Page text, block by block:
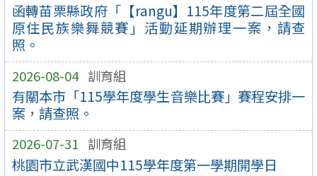
函轉苗栗縣政府「【rangu】115年度第二屆全國
原住民族樂舞競賽」活動延期辦理一案，請查
照。
2026-08-04 訓育組
有關本市「115學年度學生音樂比賽」賽程安排一
案，請查照。
2026-07-31 訓育組
桃園市立武漢國中115學年度第一學期開學日